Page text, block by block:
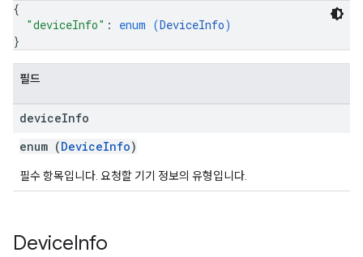
{
"deviceInfo" : enum (DeviceInfo)
}
필드
deviceInfo
enum (DeviceInfo)
필수 항목입니다. 요청할 기기 정보의 유형입니다.
DeviceInfo